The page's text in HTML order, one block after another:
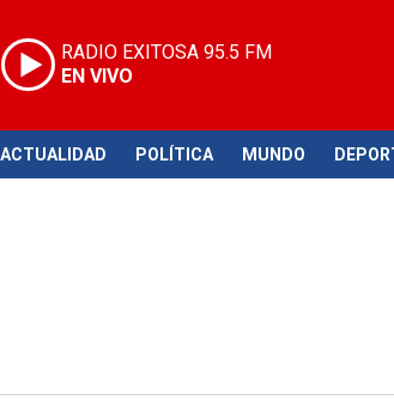
RADIO EXITOSA 95.5 FM
EN VIVO
ACTUALIDAD POLÍTICA MUNDO